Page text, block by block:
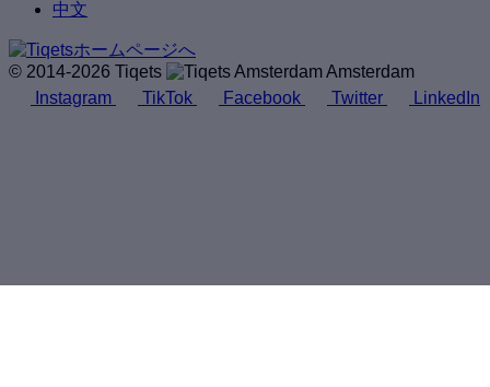
中文
© 2014-2026 Tiqets
Amsterdam
Instagram
TikTok Facebook Twitter LinkedIn